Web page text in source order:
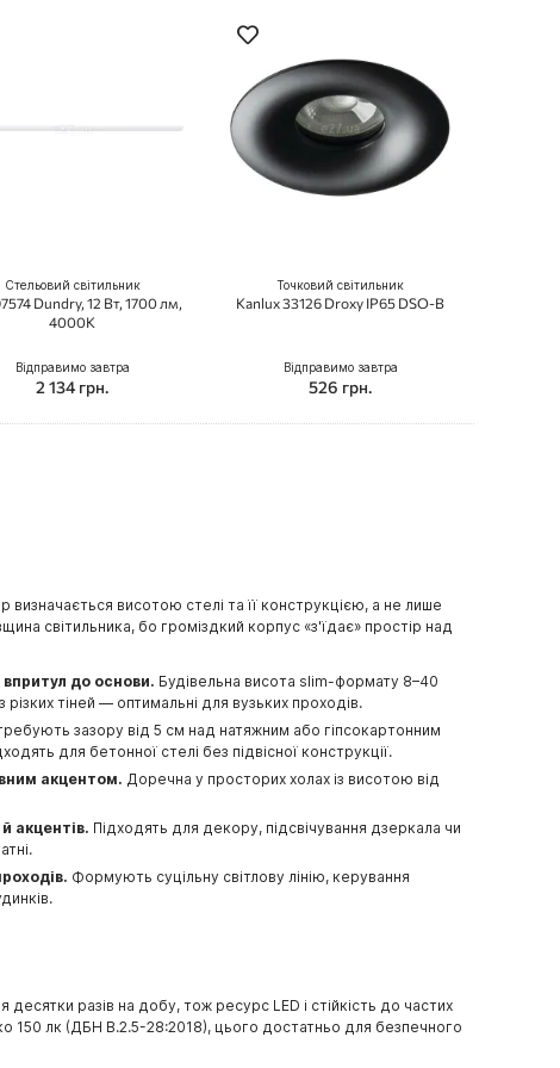
Стельовий світильник
Dundry, 12 Вт, 1700 лм,
4000K
Відправимо завтра
2 134 грн.
Точковий світильник
Kanlux 33126 Droxy IP65 DSO-B
Відправимо завтра
526 грн.
визначається висотою стелі та її конструкцією, а не лише
світильника, бо громіздкий корпус «з'їдає» простір над
до основи. Будівельна висота slim-формату 8–40
тіней — оптимальні для вузьких проходів.
зазору від 5 см над натяжним або гіпсокартонним
для бетонної стелі без підвісної конструкції.
акцентом. Доречна у просторих холах із висотою від
акцентів. Підходять для декору, підсвічування дзеркала чи
Формують суцільну світлову лінію, керування
разів на добу, тож ресурс LED і стійкість до частих
150 лк (ДБН В.2.5-28:2018), цього достатньо для безпечного